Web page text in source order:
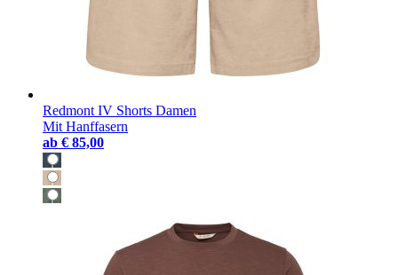
Redmont IV Shorts Damen
Mit Hanffasern
ab € 85,00